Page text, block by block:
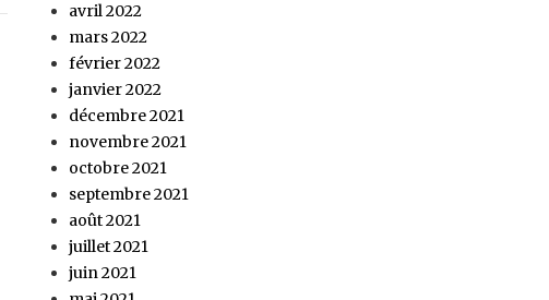
avril 2022
mars 2022
février 2022
janvier 2022
décembre 2021
novembre 2021
octobre 2021
septembre 2021
août 2021
juillet 2021
juin 2021